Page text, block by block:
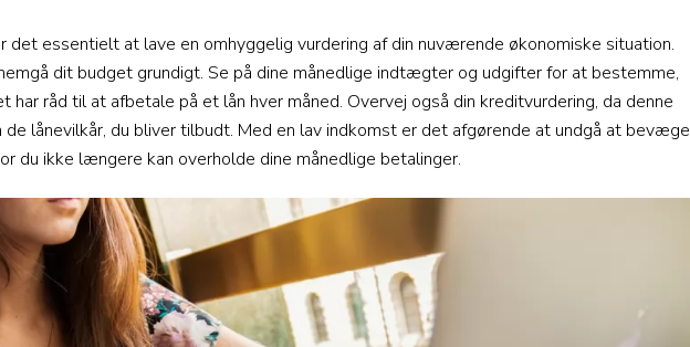
det essentielt at lave en omhyggelig vurdering af din nuværende økonomiske situation.
dit budget grundigt. Se på dine månedlige indtægter og udgifter for at bestemme,
har råd til at afbetale på et lån hver måned. Overvej også din kreditvurdering, da denne
lånevilkår, du bliver tilbudt. Med en lav indkomst er det afgørende at undgå at bevæge
du ikke længere kan overholde dine månedlige betalinger.